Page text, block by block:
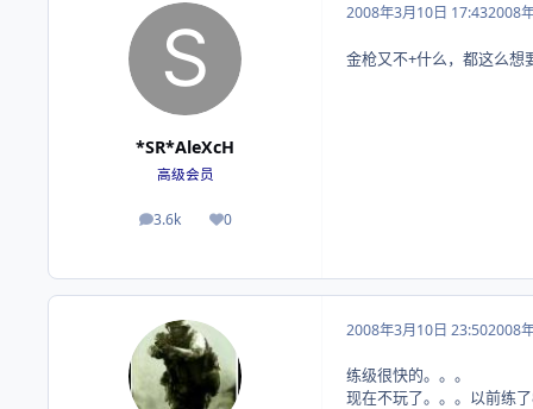
*SR*AleXcH
高级会员
3.6k
帖子 0
荣誉积分
2008年3月10日 17:432008
金枪又不+什么，都这么
2008年3月10日 23:502008
练级很快的。。。
现在不玩了。。。以前练了